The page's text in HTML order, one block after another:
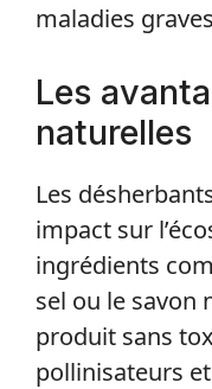
maladies
Les
naturelles
Les
impact sur
ingrédients
sel ou le savon
produit sans
pollinisateurs